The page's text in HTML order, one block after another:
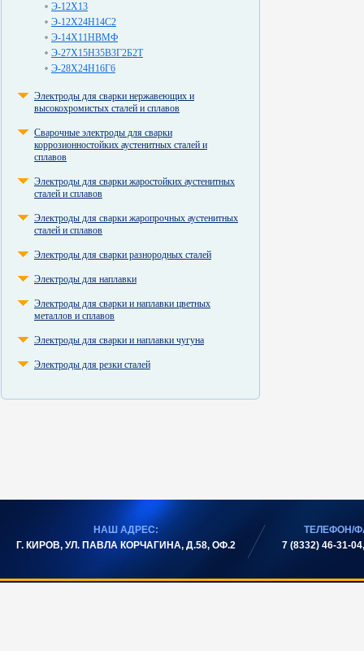
Э-12Х13
Э-12Х24Н14С2
Э-14Х11НВМФ
Э-27Х15Н35В3Г2Б2Т
Э-28Х24Н16Г6
Электроды для сварки нержавеющих и
высокохромистых сталей и сплавов
Сварочные электроды для сварки
коррозионностойких аустенитных сталей и
сплавов
Электроды для сварки жаростойких аустенитных
сталей и сплавов
Электроды для сварки жаропрочных аустенитных
сталей и сплавов
Электроды для сварки разнородных сталей
Электроды для наплавки
Электроды для сварки и наплавки цветных
металлов и сплавов
Электроды для сварки и наплавки чугуна
Электроды для резки сталей
НАШ АДРЕС:
Г. КИРОВ, УЛ. ПАВЛА КОРЧАГИНА, Д.58, ОФ.2
ТЕЛЕФОН/
7 (8332) 46-31-